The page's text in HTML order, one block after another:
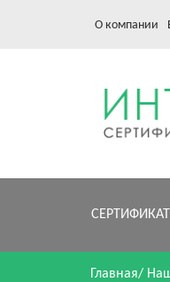
О компании
Главная/